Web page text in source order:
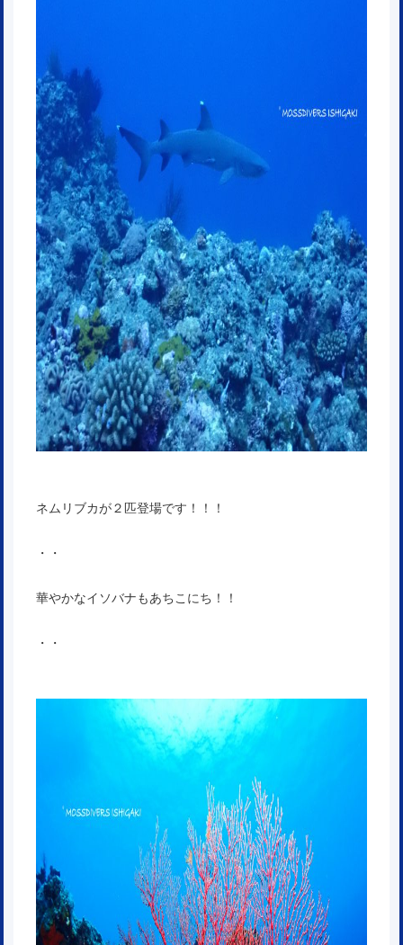
ネムリブカが２匹登場です！！！
・・
華やかなイソバナもあちこにち！！
・・